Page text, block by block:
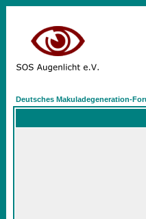
Deutsches Makuladegeneration-